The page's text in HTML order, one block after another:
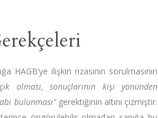
ilişkin rızasının sorulmasının
olması, sonuçlarının kişi yönünden
bulunması”gerektiğinin altını çizmiştir.